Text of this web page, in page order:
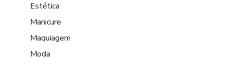
Estética
Manicure
Maquiagem
Moda